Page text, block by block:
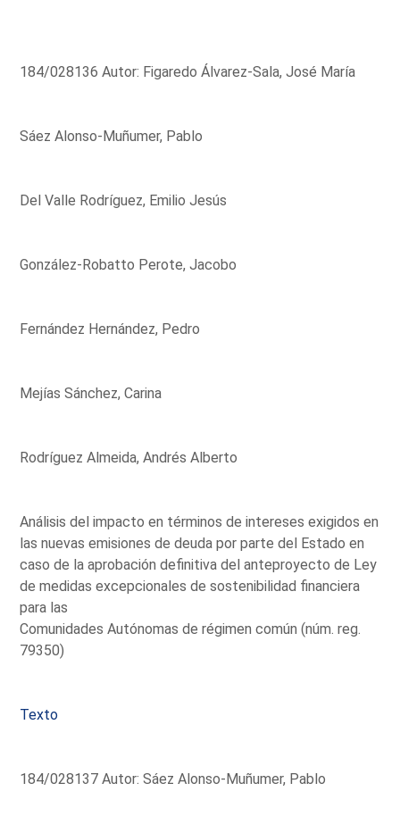
184/028136 Autor: Figaredo Álvarez-Sala, José María
Sáez Alonso-Muñumer, Pablo
Del Valle Rodríguez, Emilio Jesús
González-Robatto Perote, Jacobo
Fernández Hernández, Pedro
Mejías Sánchez, Carina
Rodríguez Almeida, Andrés Alberto
Análisis del impacto en términos de intereses exigidos en
las nuevas emisiones de deuda por parte del Estado en
caso de la aprobación definitiva del anteproyecto de Ley
de medidas excepcionales de sostenibilidad financiera
para las
Comunidades Autónomas de régimen común (núm. reg.
79350)
Texto
184/028137 Autor: Sáez Alonso-Muñumer, Pablo